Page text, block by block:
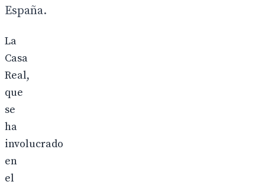
España.
La
Casa
Real,
que
se
ha
involucrado
en
el